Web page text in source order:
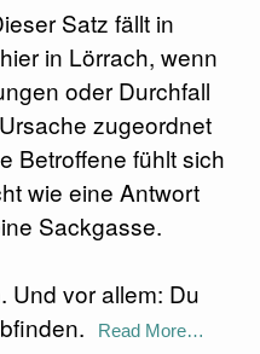
Satz fällt in
in Lörrach, wenn
oder Durchfall
zugeordnet
Betroffene fühlt sich
wie eine Antwort
Sackgasse.
Und vor allem: Du
Read More…